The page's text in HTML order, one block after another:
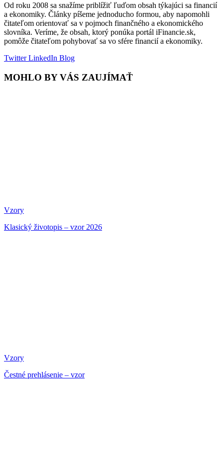
Od roku 2008 sa snažíme priblížiť ľuďom obsah týkajúci sa financií
a ekonomiky. Články píšeme jednoducho formou, aby napomohli
čitateľom orientovať sa v pojmoch finančného a ekonomického
slovníka. Veríme, že obsah, ktorý ponúka portál iFinancie.sk,
pomôže čitateľom pohybovať sa vo sfére financií a ekonomiky.
TwitterLinkedIn Blog
MOHLO BY VÁS ZAUJÍMAŤ
Vzory
Klasický životopis – vzor 2026
Vzory
Čestné prehlásenie – vzor